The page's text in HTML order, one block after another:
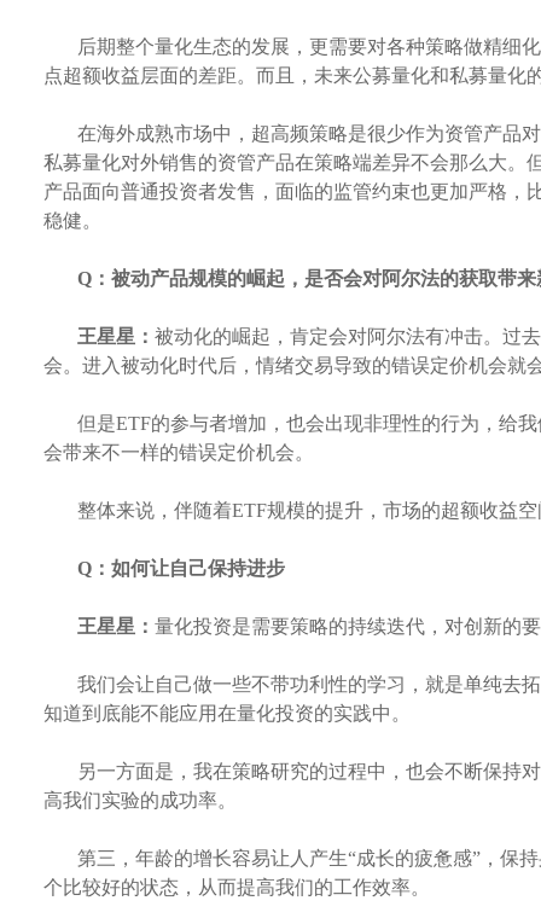
后期整个量化生态的发展，更需要对各种策略做精细
点超额收益层面的差距。而且，未来公募量化和私募量化
在海外成熟市场中，超高频策略是很少作为资管产品
私募量化对外销售的资管产品在策略端差异不会那么大
产品面向普通投资者发售，面临的监管约束也更加严格，
稳健。
Q： 被动产品规模的崛起，是否会对阿尔法的获取带
王星星： 被动化的崛起，肯定会对阿尔法有冲击。过
会。进入被动化时代后，情绪交易导致的错误定价机会就
但是ETF的参与者增加，也会出现非理性的行为，给
会带来不一样的错误定价机会。
整体来说，伴随着ETF规模的提升，市场的超额收益
Q： 如何让自己保持进步
王星星： 量化投资是需要策略的持续迭代，对创新的
我们会让自己做一些不带功利性的学习，就是单纯去
知道到底能不能应用在量化投资的实践中。
另一方面是，我在策略研究的过程中，也会不断保持
高我们实验的成功率。
第三，年龄的增长容易让人产生“成长的疲惫感”，保
个比较好的状态，从而提高我们的工作效率。